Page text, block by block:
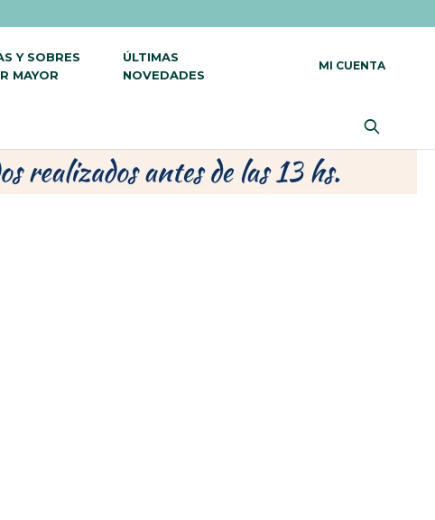
Y SOBRES
MAYOR
ÚLTIMAS
NOVEDADES